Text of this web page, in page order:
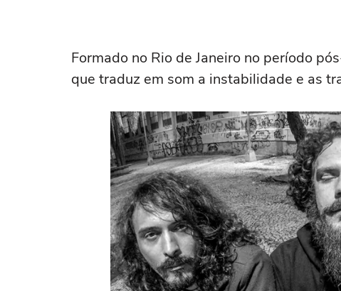
Formado no Rio de Janeiro no período
que traduz em som a instabilidade e as